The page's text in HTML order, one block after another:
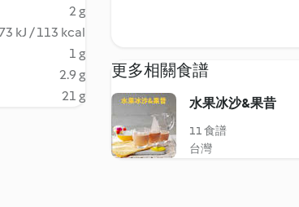
2 g
kJ / 113 kcal
1 g
2.9 g
21 g
更多相關食譜
水果冰沙&果昔
11 食譜
台灣